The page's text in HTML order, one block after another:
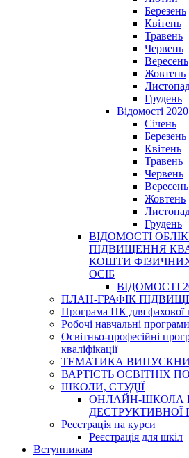
Березень
Квітень
Травень
Червень
Вересень
Жовтень
Грудень
Відомості 2020
Січень
Березень
Квітень
Травень
Червень
Вересень
Жовтень
Грудень
ВІДОМОСТІ
ПІДВИЩЕННЯ
КОШТИ
ОСІБ
ВІДОМОСТІ
ПЛАН-ГРАФІК
Програма ПК для фахової
Робочі навчальні програми
Освітньо-професійні
кваліфікації
ТЕМАТИКА
ВАРТІСТЬ ОСВІТНІХ
ШКОЛИ, СТУДІЇ
ОНЛАЙН-ШКОЛА
ДЕСТРУКТИВНОЇ
Реєстрація на курси
Реєстрація для шкіл
Вступникам